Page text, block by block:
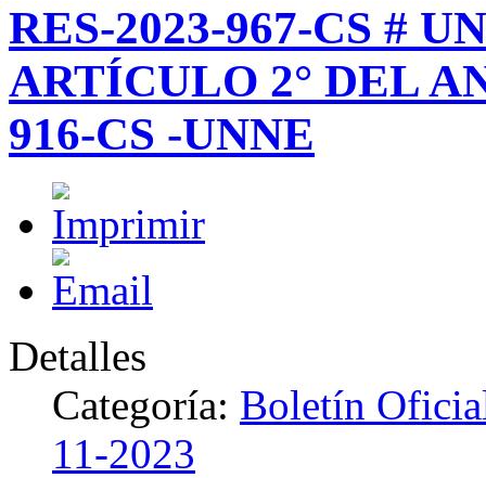
RES-2023-967-CS #
ARTÍCULO 2° DEL
916-CS -UNNE
Detalles
Categoría: Boletín
11-2023